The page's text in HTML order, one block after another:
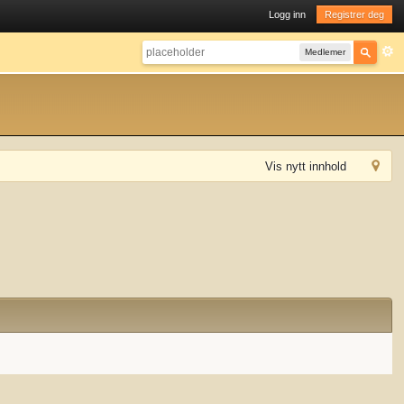
Logg inn Registrer deg
Medlemer
Vis nytt innhold